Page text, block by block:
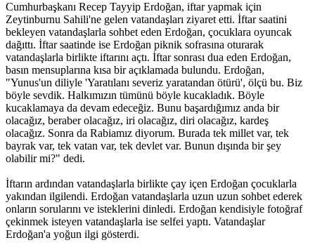
Cumhurbaşkanı Recep Tayyip Erdoğan, iftar yapmak için
Zeytinburnu Sahili'ne gelen vatandaşları ziyaret etti. İftar saatini
bekleyen vatandaşlarla sohbet eden Erdoğan, çocuklara oyuncak
dağıttı. İftar saatinde ise Erdoğan piknik sofrasına oturarak
vatandaşlarla birlikte iftarını açtı. İftar sonrası dua eden Erdoğan,
basın mensuplarına kısa bir açıklamada bulundu. Erdoğan,
"Yunus'un diliyle 'Yaratılanı severiz yaratandan ötürü', ölçü bu. Biz
böyle sevdik. Halkımızın tümünü böyle kucakladık. Böyle
kucaklamaya da devam edeceğiz. Bunu başardığımız anda bir
olacağız, beraber olacağız, iri olacağız, diri olacağız, kardeş
olacağız. Sonra da Rabiamız diyorum. Burada tek millet var, tek
bayrak var, tek vatan var, tek devlet var. Bunun dışında bir şey
olabilir mi?" dedi.
İftarın ardından vatandaşlarla birlikte çay içen Erdoğan çocuklarla
yakından ilgilendi. Erdoğan vatandaşlarla uzun uzun sohbet ederek
onların sorularını ve isteklerini dinledi. Erdoğan kendisiyle fotoğraf
çekinmek isteyen vatandaşlarla ise selfei yaptı. Vatandaşlar
Erdoğan'a yoğun ilgi gösterdi.